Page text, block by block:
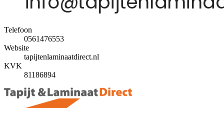
Telefoon
0561476553
Website
tapijtenlaminaatdirect.nl
KVK
81186894